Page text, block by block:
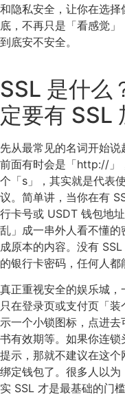
和隐私安全，让你在选择
底，不再只是「看感觉
到底安不安全。
SSL 是什么
定要有 SSL
先从最常见的名词开始说
前面有时会是「http://」
个「s」，其实就是代表
议。简单讲，当你在有
行卡号或 USDT 钱包地
乱」成一串外人看不懂
成原本的内容。没有
的银行卡密码，任何人都
真正重视安全的娱乐城
只在登录页或支付页「
示一个小锁图标，点进
书有效期等。如果你连锁
提示，那就不建议在这
绑定钱包了。很多人以
实 SSL 才是最基础的门